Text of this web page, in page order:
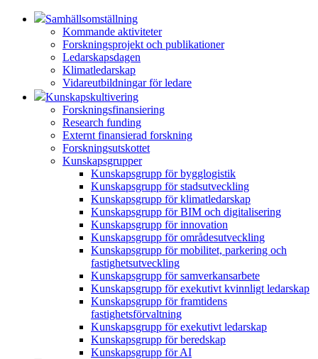
Samhällsomställning
Kommande aktiviteter
Forskningsprojekt och publikationer
Ledarskapsdagen
Klimatledarskap
Vidareutbildningar för ledare
Kunskapskultivering
Forskningsfinansiering
Research funding
Externt finansierad forskning
Forskningsutskottet
Kunskapsgrupper
Kunskapsgrupp för bygglogistik
Kunskapsgrupp för stadsutveckling
Kunskapsgrupp för klimatledarskap
Kunskapsgrupp för BIM och digitalisering
Kunskapsgrupp för innovation
Kunskapsgrupp för områdesutveckling
Kunskapsgrupp för mobilitet, parkering och
fastighetsutveckling
Kunskapsgrupp för samverkansarbete
Kunskapsgrupp för exekutivt kvinnligt ledarskap
Kunskapsgrupp för framtidens
fastighetsförvaltning
Kunskapsgrupp för exekutivt ledarskap
Kunskapsgrupp för beredskap
Kunskapsgrupp för AI